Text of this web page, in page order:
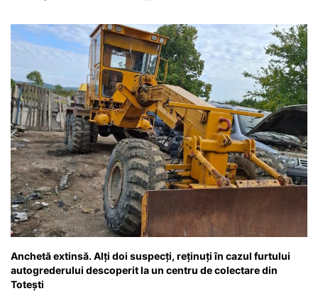
o
o
k
p g
er
m
g
e ă
Anchetă extinsă. Alți doi suspecți, reținuți în cazul furtului
autogrederului descoperit la un centru de colectare din
Totești